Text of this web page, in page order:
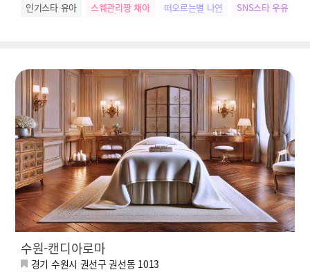
인기스타 유아 스웨관리짱 채아 떠오르는별 나연 SNS스타 우유
수원-캔디아로마
경기 수원시 권선구 권선동 1013